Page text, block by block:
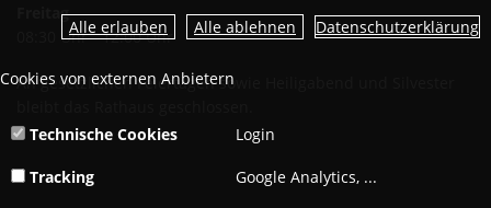
Freitag
08:30 Uhr - 12:00 Uhr
An gesetzlichen Feiertagen sowie Heiligabend und Silvester
Datenschutzerklärung
Cookies von externen Anbietern
Technische Cookies Login
Tracking Google Analytics, ...